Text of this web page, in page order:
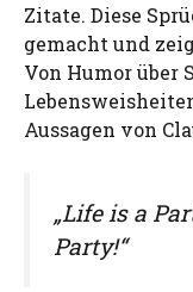
Zitate. Diese
gemacht und
Von Humor über
Aussagen von
„Life is a
Party!“